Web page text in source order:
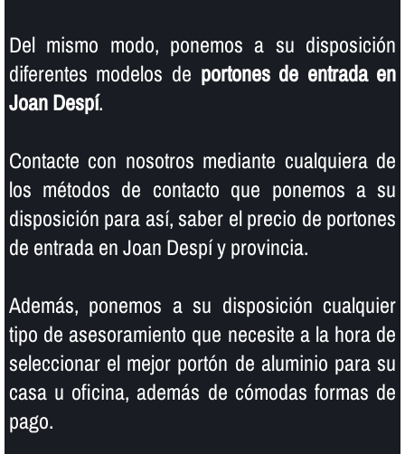
Del mismo modo, ponemos a su disposición
diferentes modelos de portones de entrada en
Joan Despí.
Contacte con nosotros mediante cualquiera de
los métodos de contacto que ponemos a su
disposición para así­, saber el precio de portones
de entrada en Joan Despí y provincia.
Además, ponemos a su disposición cualquier
tipo de asesoramiento que necesite a la hora de
seleccionar el mejor portón de aluminio para su
casa u oficina, además de cómodas formas de
pago.